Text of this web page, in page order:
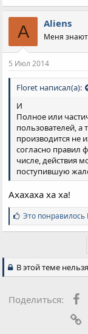
A Aliens
Меня
5 Июл 2014
Floret написал(а):
И
Полное или
пользователей,
производится не
согласно правил
числе, действия
поступившую
Ахахаха ха ха!
С
и
м
т
и
Это понравилось
В этой теме
Поделиться: